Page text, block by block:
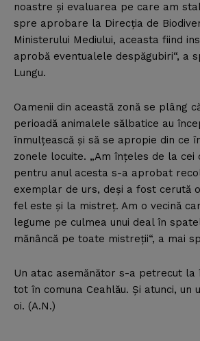
noastre şi evaluarea pe care am
spre aprobare la Direcţia de
Ministerului Mediului, aceasta fiind
aprobă eventualele despăgubiri“, a
Lungu.
Oamenii din această zonă se plâng
perioadă animalele sălbatice au
înmulţească şi să se apropie din ce
zonele locuite. „Am înţeles de la cei
pentru anul acesta s-a aprobat
exemplar de urs, deşi a fost cerută
fel este şi la mistreţ. Am o vecină
legume pe culmea unui deal în
mănâncă pe toate mistreţii“, a mai
Un atac asemănător s-a petrecut la
tot în comuna Ceahlău. Şi atunci, un
oi. (A.N.)